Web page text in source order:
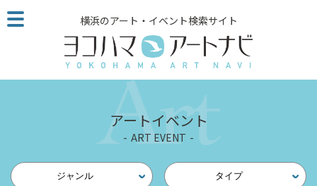
こ
の
ジ
読
横浜のアート・イベント検索サイト
アートイベント
ART EVENT
ジャンル タイプ